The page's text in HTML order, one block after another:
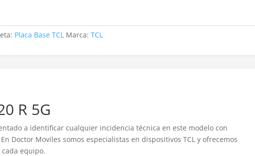
Placa Base TCL Marca:TCL
R 5G
a identificar cualquier incidencia técnica en este modelo con
Doctor Moviles somos especialistas en dispositivos TCL y ofrecemos
equipo.